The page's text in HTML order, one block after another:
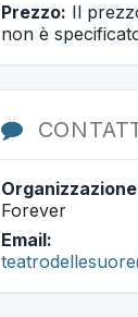
Prezzo: Il
non è
Forever
Email: